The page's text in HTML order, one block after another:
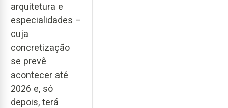
arquitetura e
especialidades –
cuja
concretização
se prevê
acontecer até
2026 e, só
depois, terá